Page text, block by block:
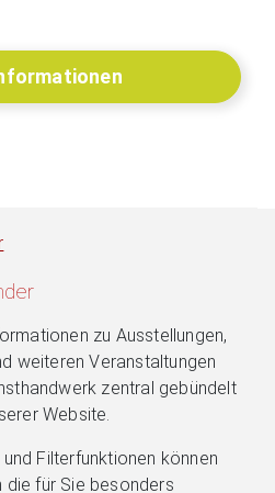
zu Ausstellungen,
weiteren Veranstaltungen
zentral gebündelt
Website.
Filterfunktionen können
die für Sie besonders